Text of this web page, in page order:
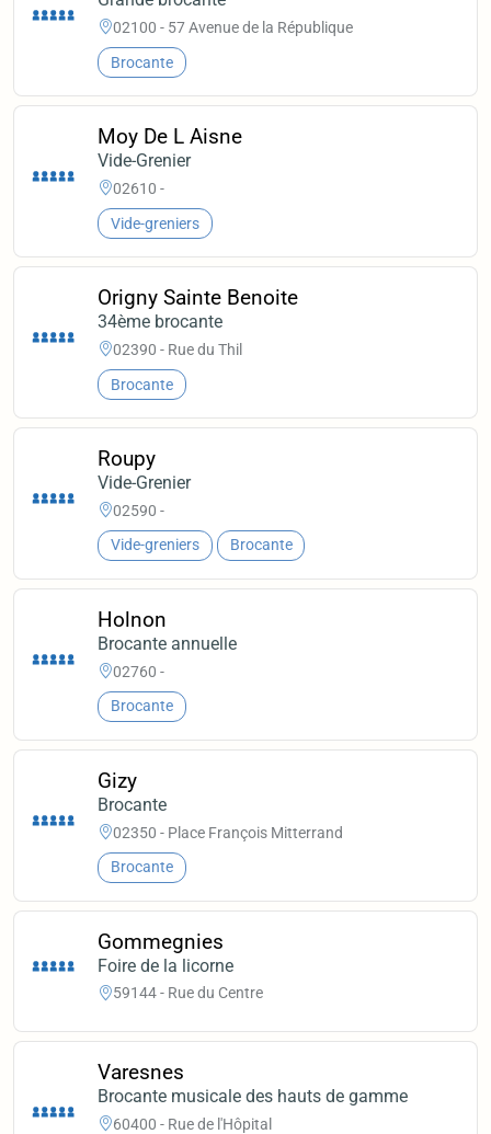
02100 - 57 Avenue de la République
Brocante
Moy De L Aisne
Vide-Grenier
02610 -
Vide-greniers
Origny Sainte Benoite
34ème brocante
02390 - Rue du Thil
Brocante
Roupy
Vide-Grenier
02590 -
Vide-greniers Brocante
Holnon
Brocante annuelle
02760 -
Brocante
Gizy
Brocante
02350 - Place François Mitterrand
Brocante
Gommegnies
Foire de la licorne
59144 - Rue du Centre
Varesnes
Brocante musicale des hauts de gamme
60400 - Rue de l'Hôpital